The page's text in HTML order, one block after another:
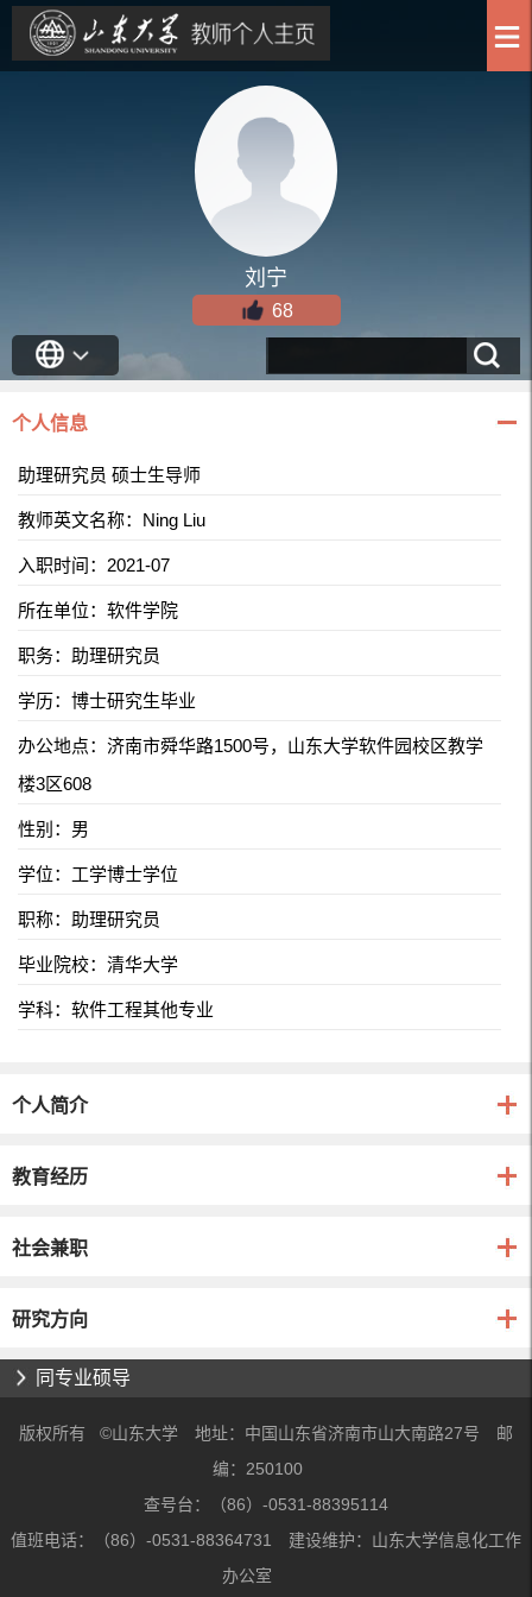
刘宁
68
个人信息
助理研究员 硕士生导师
教师英文名称：Ning Liu
入职时间：2021-07
所在单位：软件学院
职务：助理研究员
学历：博士研究生毕业
办公地点：济南市舜华路1500号，山东大学软件园校区教学
楼3区608
性别：男
学位：工学博士学位
职称：助理研究员
毕业院校：清华大学
学科：软件工程其他专业
个人简介
教育经历
社会兼职
研究方向
同专业硕导
版权所有 ©山东大学 地址：中国山东省济南市山大南路27号 邮
编：250100
查号台：（86）-0531-88395114
值班电话：（86）-0531-88364731 建设维护：山东大学信息化工作
办公室